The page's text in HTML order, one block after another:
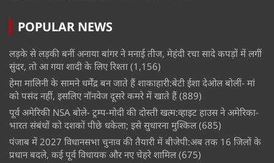
POPULAR NEWS
लड़के से लड़की बनीं अनाया बांगर ने मनाई तीज, मेहंदी रचा सादे कपड़ों में लगीं
सुंदर, तो आ गया शादी के लिए रिश्ता (1,156)
हेमा मालिनी के सामने धर्मेंद्र बन जाते हैं शाकाहारी:बेटी ईशा देओल बोलीं- मां
को पसंद नहीं, इसलिए नॉनवेज दूसरे कमरे में खाते हैं (889)
पूर्व अमेरिकी NSA बोले- ट्रम्प-मोदी की दोस्ती खत्म:व्हाइट हाउस ने अमेरिका-
भारत संबंधों को दशकों पीछे धकेला; इसे सुधारना मुश्किल (685)
पंजाब में 2027 विधानसभा चुनाव की तैयारी में बीजेपी:अब तक 16 जिलों के
प्रधान बदले, कई पूर्व विधायक और नए चेहरे शामिल (675)